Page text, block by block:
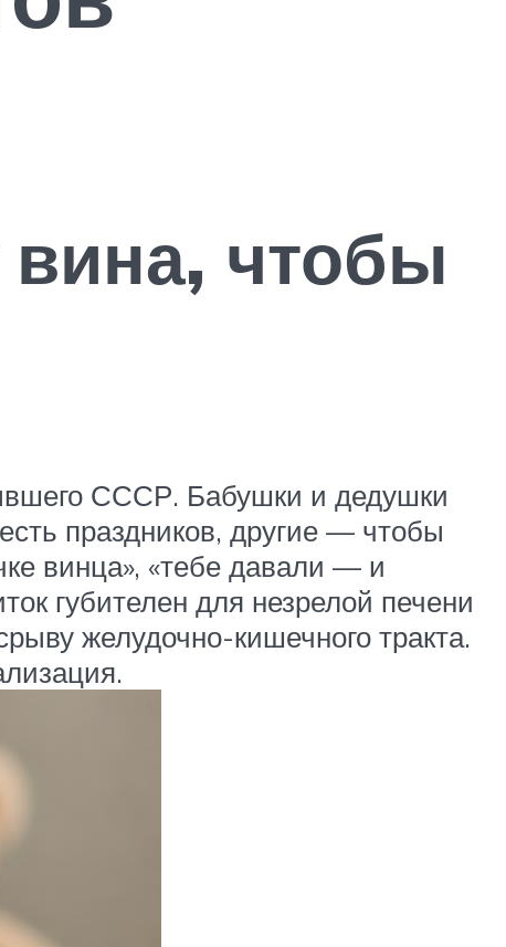
чтобы
СССР. Бабушки и дедушки
праздников, другие — чтобы
винца», «тебе давали — и
губителен для незрелой печени
желудочно-кишечного тракта.